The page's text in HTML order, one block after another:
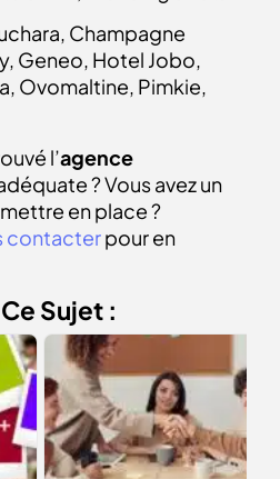
Champagne
Geneo, Hotel Jobo,
Ovomaltine, Pimkie,
l’agence
? Vous avez un
en place ?
contacterpour en
Sujet :